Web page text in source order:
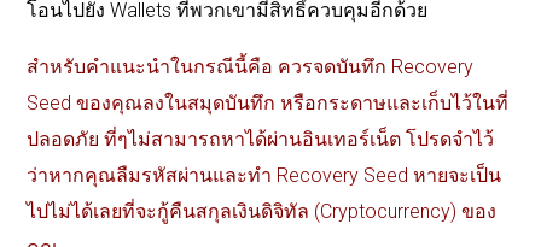
โอนไปยัง Wallets ที่พวกเขามีสิทธิ์ควบคุมอีกด้วย
สำหรับคำแนะนำในกรณีนี้คือ ควรจดบันทึก Recovery
Seed ของคุณลงในสมุดบันทึก หรือกระดาษและเก็บไว้ในที่
ปลอดภัย ที่ๆไม่สามารถหาได้ผ่านอินเทอร์เน็ต โปรดจำไว้
ว่าหากคุณลืมรหัสผ่านและทำ Recovery Seed หายจะเป็น
ไปไม่ได้เลยที่จะกู้คืนสกุลเงินดิจิทัล (Cryptocurrency) ของ